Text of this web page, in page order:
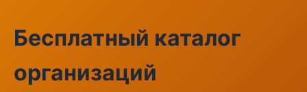
Бесплатный каталог
организаций